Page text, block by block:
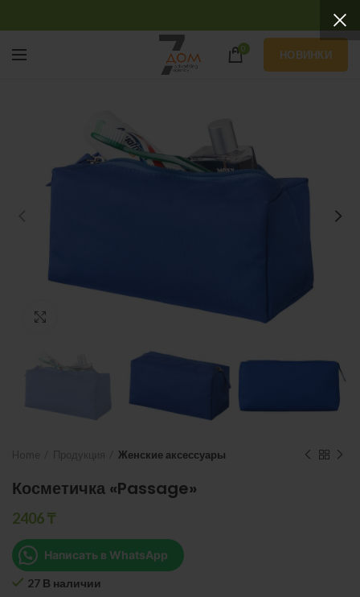
0 НОВИНКИ
Женские аксессуары
Косметичка «Passage»
2406₸
Написать в WhatsApp
27 В наличии